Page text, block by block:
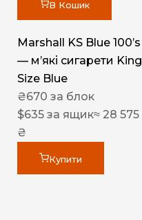
В Кошик
Marshall KS Blue 100’s
— м’які сигарети King
Size Blue
₴670 за блок
$635 за ящик≈ 28 575
₴
Купити